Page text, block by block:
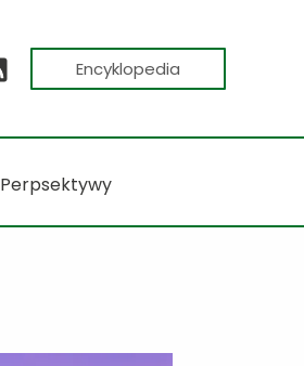
Encyklopedia
Perpsektywy